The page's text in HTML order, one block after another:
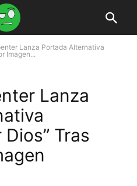
Lanza Portada Alternativa
Imagen...
Lanza
Tras